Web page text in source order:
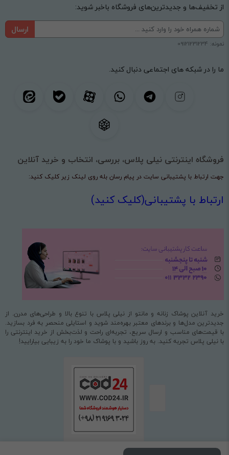
از تخفیف‌ها و جدیدترین‌های فروشگاه باخبر شوید:
ارسال
نمونه: 09121231234
ما را در شبکه های اجتماعی دنبال کنید.
فروشگاه اینترنتی نیلی پلاس، بررسی، انتخاب و خرید آنلاین
جهت ارتباط با پشتیبانی سایت در پیام رسان بله روی لینک زیر کلیک کنید:
ارتباط با پشتیبانی(کلیک کنید)
خرید آنلاین پوشاک زنانه و مانتو از نیلی پلاس با تنوع بالا و طراحی‌های مدرن. از
جدیدترین مدل‌ها و برندهای معتبر بهره‌مند شوید و استایلی منحصر به فرد بسازید.
با قیمت‌های مناسب و ارسال سریع، تجربه‌ای راحت و لذت‌بخش از خرید اینترنتی را
با نیلی پلاس تجربه کنید. به روز باشید و با پوشاک ما خود را به زیبایی بیارایید!